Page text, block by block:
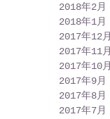
2018年2月
2018年1月
2017年12月
2017年11月
2017年10月
2017年9月
2017年8月
2017年7月